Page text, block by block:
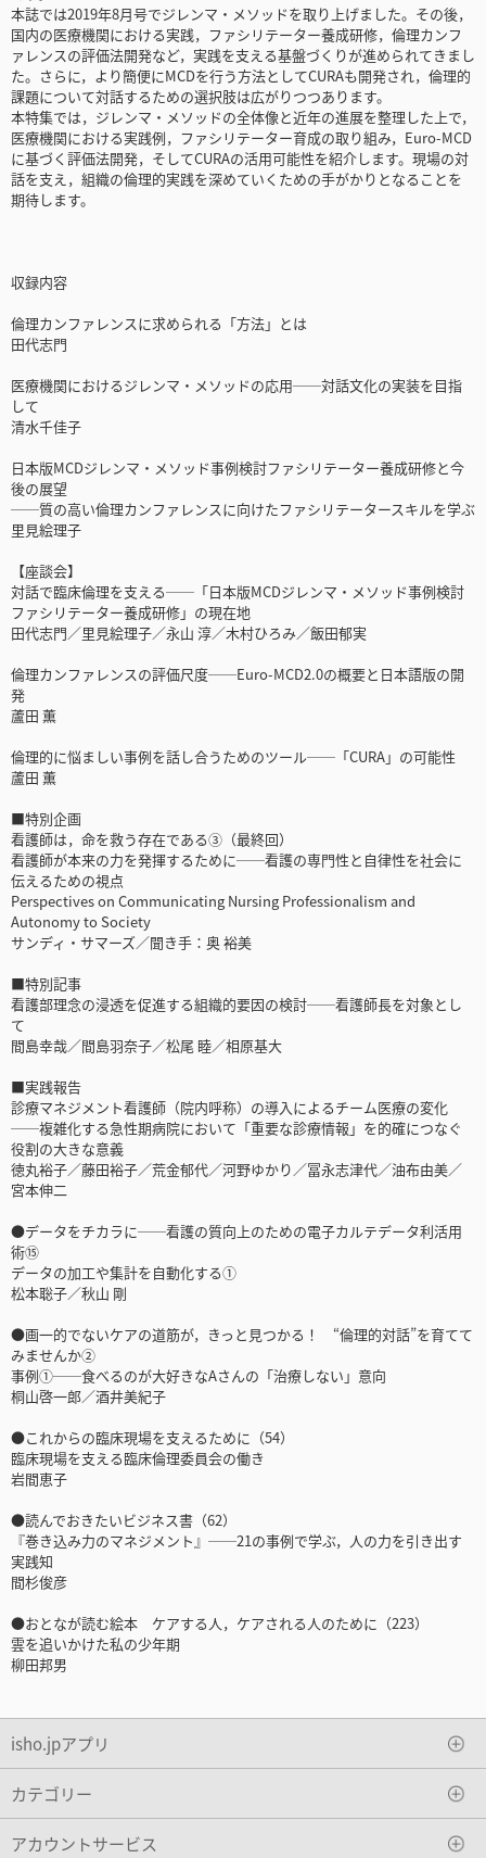
本誌では2019年8月号でジレンマ・メソッドを取り上げました。その後，
国内の医療機関における実践，ファシリテーター養成研修，倫理カンフ
ァレンスの評価法開発など，実践を支える基盤づくりが進められてきまし
た。さらに，より簡便にMCDを行う方法としてCURAも開発され，倫理的
課題について対話するための選択肢は広がりつつあります。
本特集では，ジレンマ・メソッドの全体像と近年の進展を整理した上で，
医療機関における実践例，ファシリテーター育成の取り組み，Euro-MCD
に基づく評価法開発，そしてCURAの活用可能性を紹介します。現場の対
話を支え，組織の倫理的実践を深めていくための手がかりとなることを
期待します。
収録内容
倫理カンファレンスに求められる「方法」とは
田代志門
医療機関におけるジレンマ・メソッドの応用──対話文化の実装を目指
して
清水千佳子
日本版MCDジレンマ・メソッド事例検討ファシリテーター養成研修と今
後の展望
──質の高い倫理カンファレンスに向けたファシリテータースキルを学ぶ
里見絵理子
【座談会】
対話で臨床倫理を支える──「日本版MCDジレンマ・メソッド事例検討
ファシリテーター養成研修」の現在地
田代志門／里見絵理子／永山 淳／木村ひろみ／飯田郁実
倫理カンファレンスの評価尺度──Euro-MCD2.0の概要と日本語版の開
発
蘆田 薫
倫理的に悩ましい事例を話し合うためのツール──「CURA」の可能性
蘆田 薫
■特別企画
看護師は，命を救う存在である③（最終回）
看護師が本来の力を発揮するために──看護の専門性と自律性を社会に
伝えるための視点
Perspectives on Communicating Nursing Professionalism and
Autonomy to Society
サンディ・サマーズ／聞き手：奥 裕美
■特別記事
看護部理念の浸透を促進する組織的要因の検討──看護師長を対象とし
て
間島幸哉／間島羽奈子／松尾 睦／相原基大
■実践報告
診療マネジメント看護師（院内呼称）の導入によるチーム医療の変化
──複雑化する急性期病院において「重要な診療情報」を的確につなぐ
役割の大きな意義
徳丸裕子／藤田裕子／荒金郁代／河野ゆかり／冨永志津代／油布由美／
宮本伸二
●データをチカラに──看護の質向上のための電子カルテデータ利活用
術⑮
データの加工や集計を自動化する①
松本聡子／秋山 剛
●画一的でないケアの道筋が，きっと見つかる！ “倫理的対話”を育てて
みませんか②
事例①──食べるのが大好きなAさんの「治療しない」意向
桐山啓一郎／酒井美紀子
●これからの臨床現場を支えるために（54）
臨床現場を支える臨床倫理委員会の働き
岩間恵子
●読んでおきたいビジネス書（62）
『巻き込み力のマネジメント』──21の事例で学ぶ，人の力を引き出す
実践知
間杉俊彦
●おとなが読む絵本 ケアする人，ケアされる人のために（223）
雲を追いかけた私の少年期
柳田邦男
isho.jpアプリ
カテゴリー
アカウントサービス